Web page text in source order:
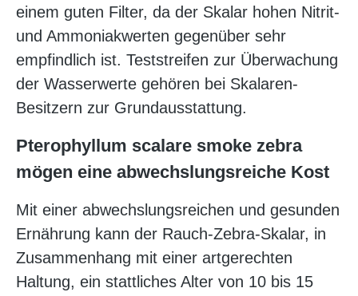
einem guten Filter, da der Skalar hohen Nitrit-
und Ammoniakwerten gegenüber sehr
empfindlich ist. Teststreifen zur Überwachung
der Wasserwerte gehören bei Skalaren-
Besitzern zur Grundausstattung.
Pterophyllum scalare smoke zebra
mögen eine abwechslungsreiche Kost
Mit einer abwechslungsreichen und gesunden
Ernährung kann der Rauch-Zebra-Skalar, in
Zusammenhang mit einer artgerechten
Haltung, ein stattliches Alter von 10 bis 15